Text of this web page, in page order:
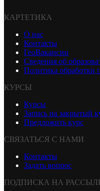
КАРТЕТИКА
О нас
Контакты
ГеоВакансии
Сведения об
Политика обработки
КУРСЫ
Курсы
Запись на закрытый
Предложить курс
СВЯЗАТЬСЯ С НАМИ
Контакты
Задать вопрос
ПОДПИСКА НА